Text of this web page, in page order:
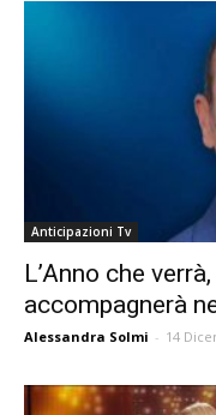
Anticipazioni Tv
L’Anno che
accompagnerà
Alessandra Solmi - 14